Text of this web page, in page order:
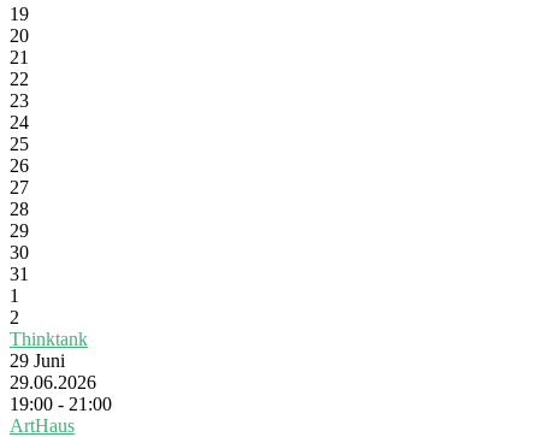
19
20
21
22
23
24
25
26
27
28
29
30
31
1
2
Thinktank
29 Juni
29.06.2026
19:00 - 21:00
ArtHaus